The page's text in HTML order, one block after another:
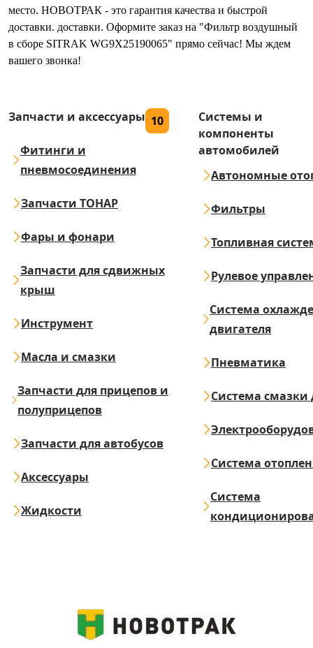
место. НОВОТРАК - это гарантия качества и быстрой
доставки. доставки. Оформите заказ на "Фильтр воздушный
в сборе SITRAK WG9X25190065" прямо сейчас! Мы ждем
вашего звонка!
Запчасти и аксессуары 10
Фитинги и
пневмосоединения
Запчасти ТОНАР
Фары и фонари
Запчасти для сдвижных
крыш
Инструмент
Масла и смазки
Запчасти для прицепов и
полуприцепов
Запчасти для автобусов
Аксессуары
Жидкости
Системы и
компоненты
автомобилей
Автономные
Фильтры
Топливная
Рулевое
Система
двигателя
Пневматика
Система смазки
Система
Система